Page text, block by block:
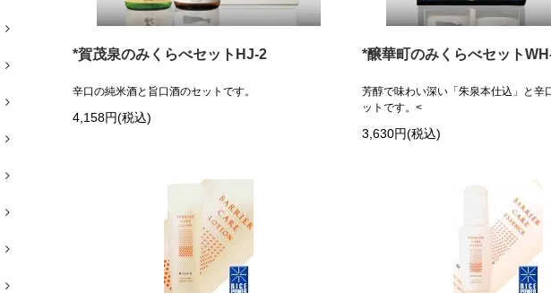
*賀茂泉のみくらべセットHJ-2
辛口の純米酒と旨口酒のセットです。
4,158円(税込)
*醸華町のみくらべセット
芳醇で味わい深い「朱泉本仕込」と辛
ットです。<
3,630円(税込)